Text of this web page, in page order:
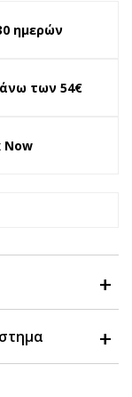
ημερών
των 54€
Now